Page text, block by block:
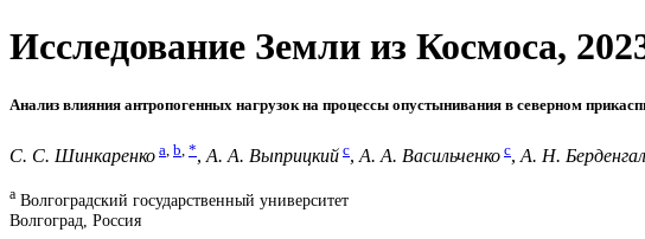
Исследование Земли из Космоса,
Анализ влияния антропогенных нагрузок на процессы опустынивания в северном
С. С. Шинкаренко a b *, А. А. Выприцкий c, А. А. Васильченко c, А. Н.
a Волгоградский государственный университет
Волгоград, Россия